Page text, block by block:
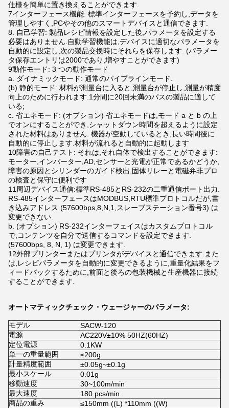
仕様を簡単に置き換えることができます.
7インターフェース機能: 標準インターフェースを予約し,データを
管理しやすく,PCやその他のスマートデバイスと通信できます.
8. 自己学習: 製品レシピ情報を設定した後,パラメータを設定する
必要はありません.自動学習機能は,デバイスに適切なパラメータを
自動的に設定し,次の製品交換時にそれらを保存します. (パラメー
タ保存エントリは2000であり,増やすことができます)
9動作モード: 3 つの動作モード
a. ダイナミックモード: 通常のパイプラインモード.
(b) 静的モード: 材料が測量台に入ると,測量台が停止し,測量が精度
向上のために行われます.1分間に20回未満のパスの製品に適して
いる;
c. 省エネモード: (オプション) 省エネモードは,モード a と b の上
でオンにすることができ,シャットダウン時間を超えるように設定
された材料はありません. 機器が空動しているとき,長い時間後に
自動的に停止します.材料が流れると自動的に起動します
10障害の自己テスト: それは,それ自体で検出することができます:
モーター,インバーター,AD,センサーと光電が正常であるかどうか,
障害の原因とシリンダーのガイド検出,固体リレーと電磁弁非プロ
の検査と保守に便利です
11周辺デバイス通信:標準RS-485とRS-232の二重通信ポート出力.
RS-485インターフェースはMODBUS,RTU標準プロトコルだが,書
き込みアドレス (57600bps,8,N,1,スレーブステーション番号3) は
変更できない.
b. (オプション) RS-232インターフェイスはカスタムプロトコル
で,コンテンツを自分で送信するコマンドを設定できます.
(57600bps, 8, N, 1) は変更できます.
12外部プリンターまたはプリンタがデバイスと通信できます.また
は,レシピパラメータを自動的に変更できるように,重量化結果をフ
ィードバックするために,前面と後ろの包装機械と生産機器に接続
することができます.
オートマティックチェック・ウェージャーのパラメータ:
モデル
SACW-120
電源
AC220V±10% 50HZ(60HZ)
定位電源
0.1KW
単一の重量範囲
≤200g
計量精度範囲
±0.05g~±0.1g
最小スケール
0.01g
移動速度
30~100m/min
最大速度
180 pcs/min
商品の重み
≤150mm ((L) *110mm ((W)